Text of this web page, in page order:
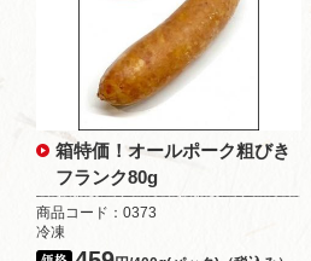
箱特価！オールポーク粗びき
フランク80g
商品コード：0373
冷凍